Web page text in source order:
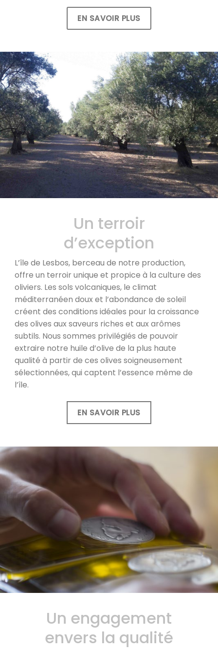
EN SAVOIR PLUS
Un terroir
d’exception
L’île de Lesbos, berceau de notre production,
offre un terroir unique et propice à la culture des
oliviers. Les sols volcaniques, le climat
méditerranéen doux et l’abondance de soleil
créent des conditions idéales pour la croissance
des olives aux saveurs riches et aux arômes
subtils. Nous sommes privilégiés de pouvoir
extraire notre huile d’olive de la plus haute
qualité à partir de ces olives soigneusement
sélectionnées, qui captent l’essence même de
l’île.
EN SAVOIR PLUS
Un engagement
envers la qualité